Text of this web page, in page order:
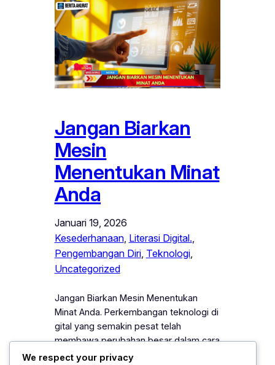
Jangan Biarkan
Mesin
Menentukan Minat
Anda
Januari 19, 2026
Kesederhanaan, Literasi Digital.
Pengembangan Diri, Teknologi
Uncategorized
Jangan Biarkan Mesin Menentukan
Minat Anda. Perkembangan teknologi di
gital yang semakin pesat telah
membawa perubahan besar dalam cara
manusia memperoleh informasi,
We respect your privacy